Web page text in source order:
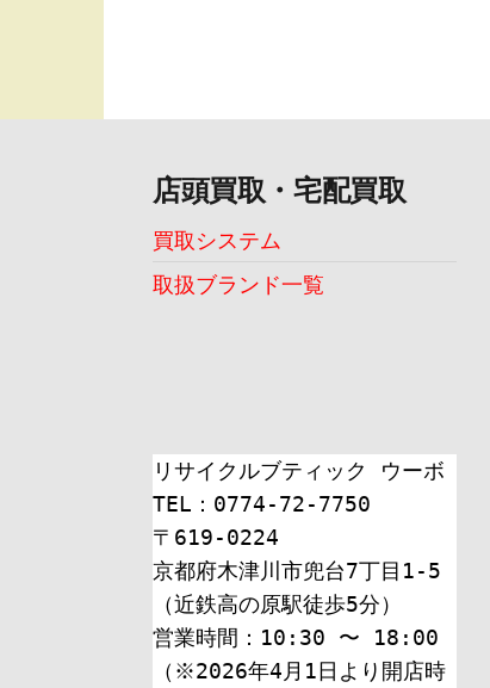
店頭買取・宅配買取
買取システム
取扱ブランド一覧
リサイクルブティック ウーボ
TEL：0774-72-7750
〒619-0224
京都府木津川市兜台7丁目1-5
（近鉄高の原駅徒歩5分）
営業時間：10:30 〜 18:00
（※2026年4月1日より開店時